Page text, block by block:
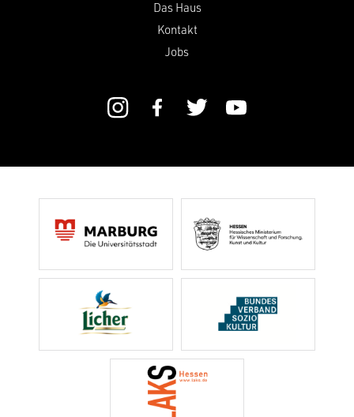
Das Haus
Kontakt
Jobs